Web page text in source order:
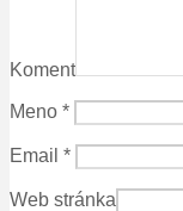
Koment
Meno *
Email *
Web stránka